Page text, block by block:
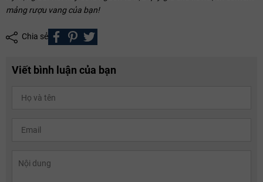
mảng rượu vang của bạn!
Chia sẻ
Viết bình luận của bạn